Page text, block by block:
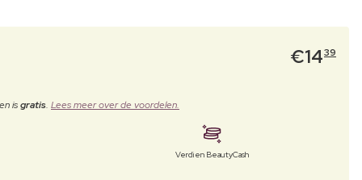
€1439
isgratis. Lees meer over de voordelen.
Verdien BeautyCash